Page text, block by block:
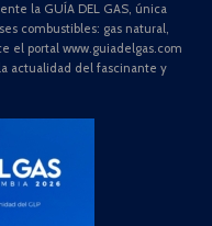
la GUÍA DEL GAS, única
combustibles: gas natural,
el portal www.guiadelgas.com
actualidad del fascinante y